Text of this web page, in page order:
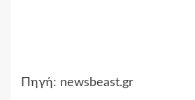
Πηγή: newsbeast.gr